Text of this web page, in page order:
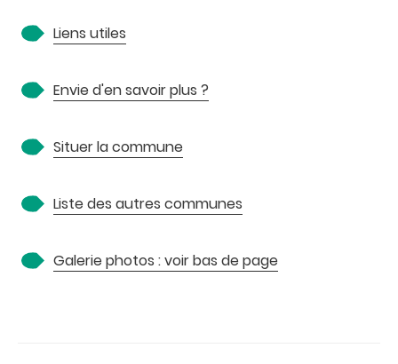
Liens utiles
Envie d'en savoir plus ?
Situer la commune
Liste des autres communes
Galerie photos : voir bas de page